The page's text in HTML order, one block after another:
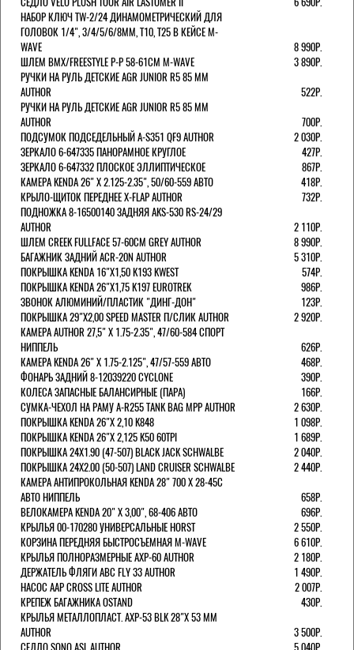
НАБОР КЛЮЧ TW-2/24 ДИНАМОМЕТРИЧЕСКИЙ ДЛЯ
ГОЛОВОК 1/4", 3/4/5/6/8ММ, T10, T25 В КЕЙСЕ M-
WAVE
8 990Р.
ШЛЕМ ВМХ/FREESTYLE Р-Р 58-61СМ M-WAVE
3 890Р.
РУЧКИ НА РУЛЬ ДЕТСКИЕ AGR JUNIOR R5 85 ММ
AUTHOR
522Р.
РУЧКИ НА РУЛЬ ДЕТСКИЕ AGR JUNIOR R5 85 ММ
AUTHOR
700Р.
ПОДСУМОК ПОДСЕДЕЛЬНЫЙ A-S351 QF9 AUTHOR
2 030Р.
ЗЕРКАЛО 6-647335 ПАНОРАМНОЕ КРУГЛОЕ
427Р.
ЗЕРКАЛО 6-647332 ПЛОСКОЕ ЭЛЛИПТИЧЕСКОЕ
867Р.
КАМЕРА KENDA 26" Х 2.125-2.35", 50/60-559 АВТО
418Р.
КРЫЛО-ЩИТОК ПЕРЕДНЕЕ X-FLAP AUTHOR
732Р.
ПОДНОЖКА 8-16500140 ЗАДНЯЯ AKS-530 RS-24/29
AUTHOR
2 110Р.
ШЛЕМ CREEK FULLFACE 57-60СМ GREY AUTHOR
8 990Р.
БАГАЖНИК ЗАДНИЙ ACR-20N AUTHOR
5 310Р.
ПОКРЫШКА KENDA 16"Х1,50 K193 KWEST
574Р.
ПОКРЫШКА KENDA 26"Х1,75 K197 EUROTREK
986Р.
ЗВОНОК АЛЮМИНИЙ/ПЛАСТИК "ДИНГ-ДОН"
123Р.
ПОКРЫШКА 29"Х2,00 SPEED MASTER П/СЛИК AUTHOR
2 920Р.
КАМЕРА AUTHOR 27,5" Х 1.75-2.35", 47/60-584 СПОРТ
НИППЕЛЬ
626Р.
КАМЕРА KENDA 26" Х 1.75-2.125", 47/57-559 АВТО
468Р.
ФОНАРЬ ЗАДНИЙ 8-12039220 CYCLONE
390Р.
КОЛЕСА ЗАПАСНЫЕ БАЛАНСИРНЫЕ (ПАРА)
166Р.
CУМКА-ЧЕХОЛ НА РАМУ A-R255 TANK BAG MPP AUTHOR
2 630Р.
ПОКРЫШКА KENDA 26"Х 2,10 K848
1 098Р.
ПОКРЫШКА KENDA 26"Х 2,125 K50 60TPI
1 689Р.
ПОКРЫШКА 24X1.90 (47-507) BLACK JACK SCHWALBE
2 040Р.
ПОКРЫШКА 24X2.00 (50-507) LAND CRUISER SCHWALBE
2 440Р.
КАМЕРА АНТИПРОКОЛЬНАЯ KENDA 28" 700 Х 28-45C
АВТО НИППЕЛЬ
658Р.
ВЕЛОКАМЕРА KENDA 20" Х 3,00", 68-406 АВТО
696Р.
КРЫЛЬЯ 00-170280 УНИВЕРСАЛЬНЫЕ HORST
2 550Р.
КОРЗИНА ПЕРЕДНЯЯ БЫСТРОСЪЕМНАЯ M-WAVE
6 610Р.
КРЫЛЬЯ ПОЛНОРАЗМЕРНЫЕ AXP-60 AUTHOR
2 180Р.
ДЕРЖАТЕЛЬ ФЛЯГИ АВС FLY 33 AUTHOR
1 490Р.
НАСОС AAP CROSS LITE AUTHOR
2 007Р.
КРЕПЕЖ БАГАЖНИКА OSTAND
430Р.
КРЫЛЬЯ МЕТАЛЛОПЛАСТ. AXP-53 BLK 28"Х 53 ММ
AUTHOR
3 500Р.
СЕДЛО SONO ASL AUTHOR
5 040Р.